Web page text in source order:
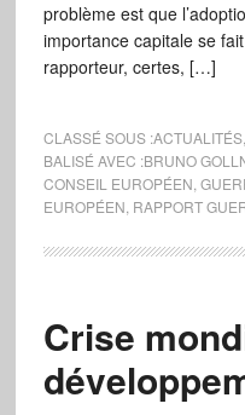
problème est que
importance capitale se
rapporteur, certes, […]
CLASSÉ SOUS :ACTUALITÉS,
BALISÉ AVEC :BRUNO
CONSEIL EUROPÉEN
EUROPÉEN RAPPORT
Crise